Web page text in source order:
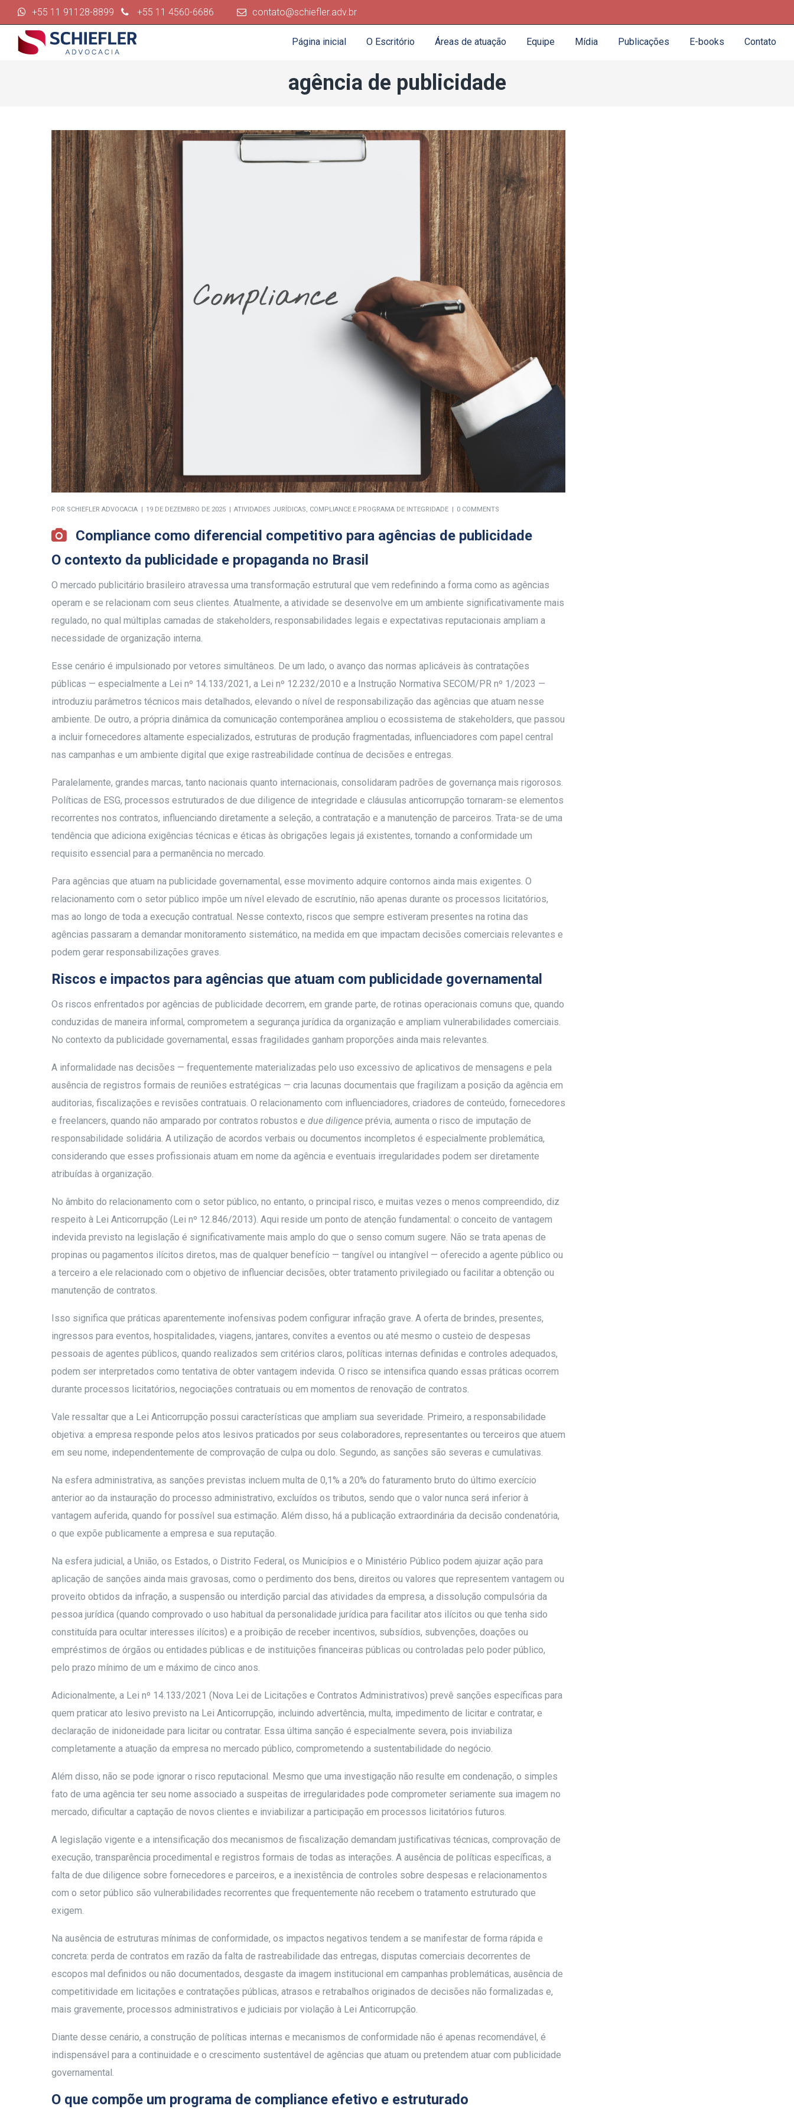
+55 11 91128-8899 +55 11 4560-6686 contato@schiefler.adv.br
Página inicial O Escritório Áreas de atuação Equipe Mídia Publicações E-books Contato
agência de publicidade
POR SCHIEFLER ADVOCACIA 19 DE DEZEMBRO DE 2025 ATIVIDADES JURÍDICAS, COMPLIANCE E PROGRAMA DE INTEGRIDADE 0 COMMENTS
Compliance como diferencial competitivo para agências de publicidade
O contexto da publicidade e propaganda no Brasil
O mercado publicitário brasileiro atravessa uma transformação estrutural que vem redefinindo a forma como as agências
operam e se relacionam com seus clientes. Atualmente, a atividade se desenvolve em um ambiente significativamente mais
regulado, no qual múltiplas camadas de stakeholders, responsabilidades legais e expectativas reputacionais ampliam a
necessidade de organização interna.
Esse cenário é impulsionado por vetores simultâneos. De um lado, o avanço das normas aplicáveis às contratações
públicas — especialmente a Lei nº 14.133/2021, a Lei nº 12.232/2010 e a Instrução Normativa SECOM/PR nº 1/2023 —
introduziu parâmetros técnicos mais detalhados, elevando o nível de responsabilização das agências que atuam nesse
ambiente. De outro, a própria dinâmica da comunicação contemporânea ampliou o ecossistema de stakeholders, que passou
a incluir fornecedores altamente especializados, estruturas de produção fragmentadas, influenciadores com papel central
nas campanhas e um ambiente digital que exige rastreabilidade contínua de decisões e entregas.
Paralelamente, grandes marcas, tanto nacionais quanto internacionais, consolidaram padrões de governança mais rigorosos.
Políticas de ESG, processos estruturados de due diligence de integridade e cláusulas anticorrupção tornaram-se elementos
recorrentes nos contratos, influenciando diretamente a seleção, a contratação e a manutenção de parceiros. Trata-se de uma
tendência que adiciona exigências técnicas e éticas às obrigações legais já existentes, tornando a conformidade um
requisito essencial para a permanência no mercado.
Para agências que atuam na publicidade governamental, esse movimento adquire contornos ainda mais exigentes. O
relacionamento com o setor público impõe um nível elevado de escrutínio, não apenas durante os processos licitatórios,
mas ao longo de toda a execução contratual. Nesse contexto, riscos que sempre estiveram presentes na rotina das
agências passaram a demandar monitoramento sistemático, na medida em que impactam decisões comerciais relevantes e
podem gerar responsabilizações graves.
Riscos e impactos para agências que atuam com publicidade governamental
Os riscos enfrentados por agências de publicidade decorrem, em grande parte, de rotinas operacionais comuns que, quando
conduzidas de maneira informal, comprometem a segurança jurídica da organização e ampliam vulnerabilidades comerciais.
No contexto da publicidade governamental, essas fragilidades ganham proporções ainda mais relevantes.
A informalidade nas decisões — frequentemente materializadas pelo uso excessivo de aplicativos de mensagens e pela
ausência de registros formais de reuniões estratégicas — cria lacunas documentais que fragilizam a posição da agência em
auditorias, fiscalizações e revisões contratuais. O relacionamento com influenciadores, criadores de conteúdo, fornecedores
e freelancers, quando não amparado por contratos robustos e due diligence prévia, aumenta o risco de imputação de
responsabilidade solidária. A utilização de acordos verbais ou documentos incompletos é especialmente problemática,
considerando que esses profissionais atuam em nome da agência e eventuais irregularidades podem ser diretamente
atribuídas à organização.
No âmbito do relacionamento com o setor público, no entanto, o principal risco, e muitas vezes o menos compreendido, diz
respeito à Lei Anticorrupção (Lei nº 12.846/2013). Aqui reside um ponto de atenção fundamental: o conceito de vantagem
indevida previsto na legislação é significativamente mais amplo do que o senso comum sugere. Não se trata apenas de
propinas ou pagamentos ilícitos diretos, mas de qualquer benefício — tangível ou intangível — oferecido a agente público ou
a terceiro a ele relacionado com o objetivo de influenciar decisões, obter tratamento privilegiado ou facilitar a obtenção ou
manutenção de contratos.
Isso significa que práticas aparentemente inofensivas podem configurar infração grave. A oferta de brindes, presentes,
ingressos para eventos, hospitalidades, viagens, jantares, convites a eventos ou até mesmo o custeio de despesas
pessoais de agentes públicos, quando realizados sem critérios claros, políticas internas definidas e controles adequados,
podem ser interpretados como tentativa de obter vantagem indevida. O risco se intensifica quando essas práticas ocorrem
durante processos licitatórios, negociações contratuais ou em momentos de renovação de contratos.
Vale ressaltar que a Lei Anticorrupção possui características que ampliam sua severidade. Primeiro, a responsabilidade
objetiva: a empresa responde pelos atos lesivos praticados por seus colaboradores, representantes ou terceiros que atuem
em seu nome, independentemente de comprovação de culpa ou dolo. Segundo, as sanções são severas e cumulativas.
Na esfera administrativa, as sanções previstas incluem multa de 0,1% a 20% do faturamento bruto do último exercício
anterior ao da instauração do processo administrativo, excluídos os tributos, sendo que o valor nunca será inferior à
vantagem auferida, quando for possível sua estimação. Além disso, há a publicação extraordinária da decisão condenatória,
o que expõe publicamente a empresa e sua reputação.
Na esfera judicial, a União, os Estados, o Distrito Federal, os Municípios e o Ministério Público podem ajuizar ação para
aplicação de sanções ainda mais gravosas, como o perdimento dos bens, direitos ou valores que representem vantagem ou
proveito obtidos da infração, a suspensão ou interdição parcial das atividades da empresa, a dissolução compulsória da
pessoa jurídica (quando comprovado o uso habitual da personalidade jurídica para facilitar atos ilícitos ou que tenha sido
constituída para ocultar interesses ilícitos) e a proibição de receber incentivos, subsídios, subvenções, doações ou
empréstimos de órgãos ou entidades públicas e de instituições financeiras públicas ou controladas pelo poder público,
pelo prazo mínimo de um e máximo de cinco anos.
Adicionalmente, a Lei nº 14.133/2021 (Nova Lei de Licitações e Contratos Administrativos) prevê sanções específicas para
quem praticar ato lesivo previsto na Lei Anticorrupção, incluindo advertência, multa, impedimento de licitar e contratar, e
declaração de inidoneidade para licitar ou contratar. Essa última sanção é especialmente severa, pois inviabiliza
completamente a atuação da empresa no mercado público, comprometendo a sustentabilidade do negócio.
Além disso, não se pode ignorar o risco reputacional. Mesmo que uma investigação não resulte em condenação, o simples
fato de uma agência ter seu nome associado a suspeitas de irregularidades pode comprometer seriamente sua imagem no
mercado, dificultar a captação de novos clientes e inviabilizar a participação em processos licitatórios futuros.
A legislação vigente e a intensificação dos mecanismos de fiscalização demandam justificativas técnicas, comprovação de
execução, transparência procedimental e registros formais de todas as interações. A ausência de políticas específicas, a
falta de due diligence sobre fornecedores e parceiros, e a inexistência de controles sobre despesas e relacionamentos
com o setor público são vulnerabilidades recorrentes que frequentemente não recebem o tratamento estruturado que
exigem.
Na ausência de estruturas mínimas de conformidade, os impactos negativos tendem a se manifestar de forma rápida e
concreta: perda de contratos em razão da falta de rastreabilidade das entregas, disputas comerciais decorrentes de
escopos mal definidos ou não documentados, desgaste da imagem institucional em campanhas problemáticas, ausência de
competitividade em licitações e contratações públicas, atrasos e retrabalhos originados de decisões não formalizadas e,
mais gravemente, processos administrativos e judiciais por violação à Lei Anticorrupção.
Diante desse cenário, a construção de políticas internas e mecanismos de conformidade não é apenas recomendável, é
indispensável para a continuidade e o crescimento sustentável de agências que atuam ou pretendem atuar com publicidade
governamental.
O que compõe um programa de compliance efetivo e estruturado